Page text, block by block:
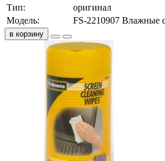
Тип:
оригинал
Модель:
FS-2210907 Влажные
в корзину